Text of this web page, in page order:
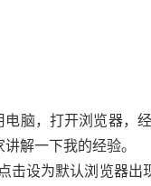
电脑，打开浏览器，
讲解一下我的经验。
击设为默认浏览器